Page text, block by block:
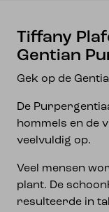
Tiffany
Gentian
Gek op de
De
hommels en de
veelvuldig op.
Veel mensen
plant. De
resulteerde in